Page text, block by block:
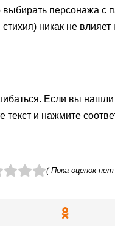
персонажа с
никак не
Если вы нашли
и нажмите
( Пока оценок